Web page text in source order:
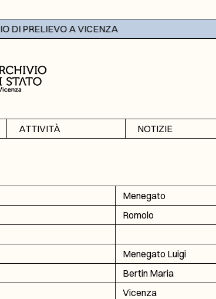
PRELIEVO A VICENZA
ATTIVITÀ
NOTIZIE
Menegato
Romolo
Menegato Luigi
Bertin Maria
Vicenza